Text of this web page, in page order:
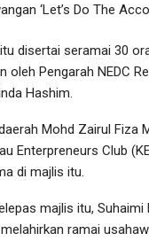
‘Let’s Do The
disertai seramai 30
oleh Pengarah NEDC
Hashim.
Mohd Zairul Fiza
Enterpreneurs Club
di majlis itu.
majlis itu, Suhaimi
ramai